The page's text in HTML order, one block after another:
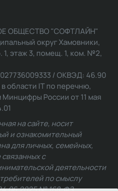
ОБЩЕСТВО "СОФТЛАЙН"
округ Хамовники,
1, этаж 3, помещ. 1, ком. №2,
/ ОКВЭД: 46.90
области IT по перечню,
России от 11 мая
на сайте, носит
и ознакомительный
для личных, семейных,
с
деятельности
по смыслу